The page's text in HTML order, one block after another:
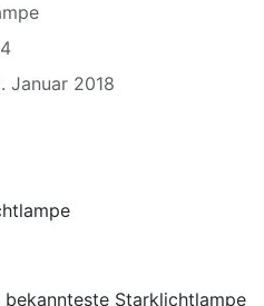
Januar 2018
Starklichtlampe